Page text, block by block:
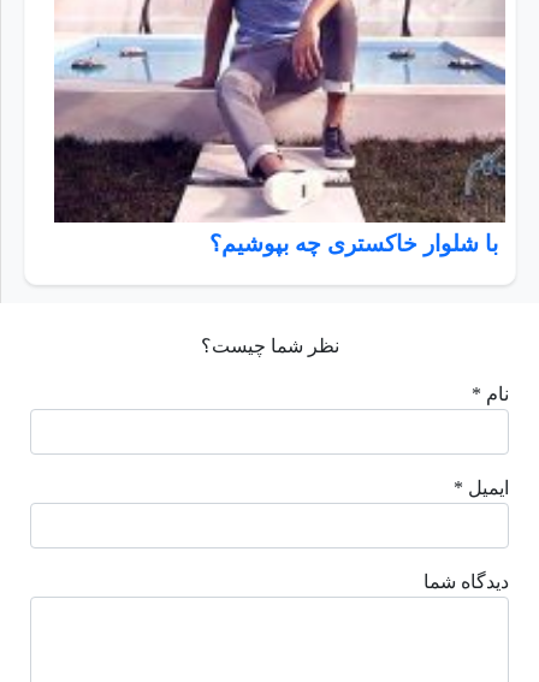
با شلوار خاکستری چه بپوشیم؟
نظر شما چیست؟
نام *
ایمیل *
دیدگاه شما